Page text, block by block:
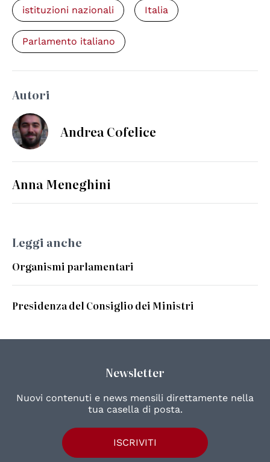
istituzioni nazionali Italia
Parlamento italiano
Autori
Andrea Cofelice
Anna Meneghini
Leggi anche
Organismi parlamentari
Presidenza del Consiglio dei Ministri
Newsletter
Nuovi contenuti e news mensili direttamente nella
tua casella di posta.
ISCRIVITI